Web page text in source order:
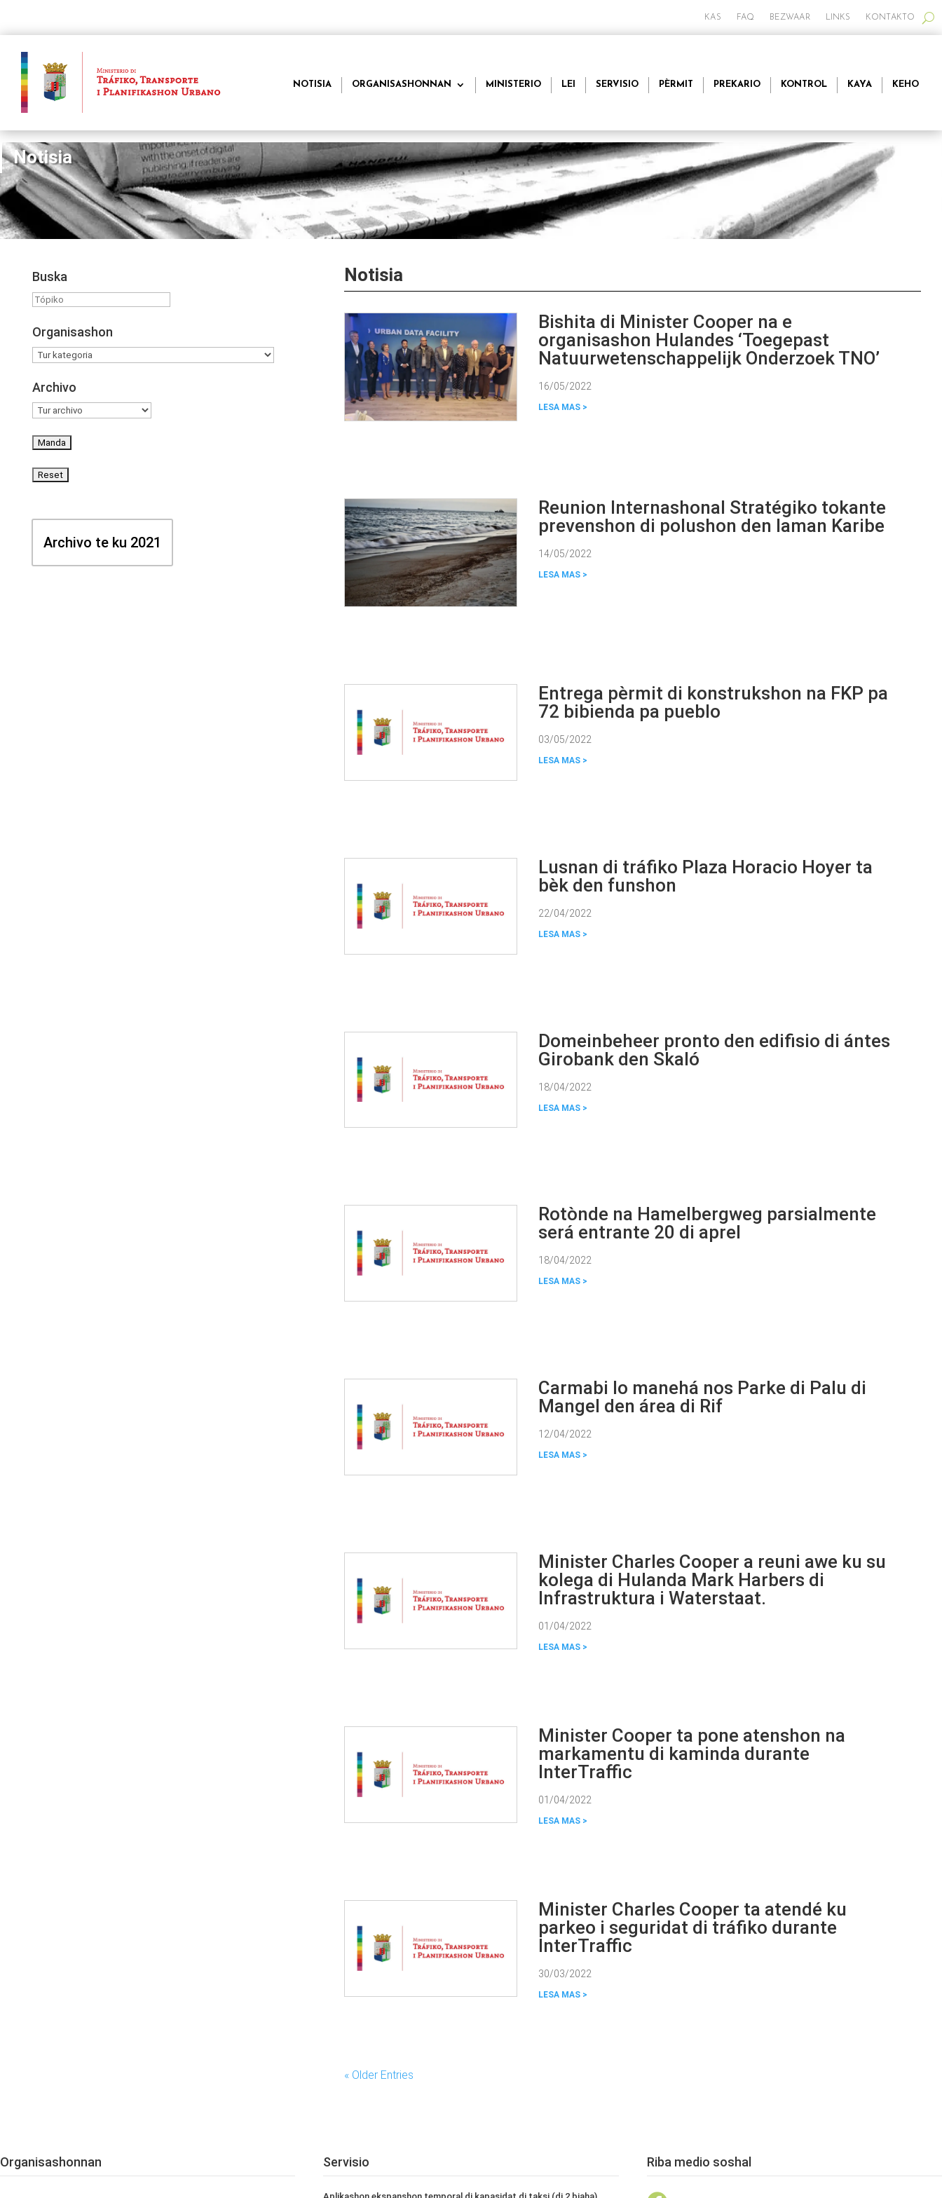
KAS FAQ BEZWAAR LINKS KONTAKTO
NOTISIA ORGANISASHONNAN MINISTERIO LEI SERVISIO PÈRMIT PREKARIO KONTROL KAYA KEHO
Notisia
Buska
Tópiko
Organisashon
Archivo
Archivo te ku 2021
Notisia
Bishita di Minister Cooper na e
organisashon Hulandes ‘Toegepast
Natuurwetenschappelijk Onderzoek TNO’
16/05/2022
Reunion Internashonal Stratégiko tokante
prevenshon di polushon den laman Karibe
14/05/2022
Entrega pèrmit di konstrukshon na FKP pa
72 bibienda pa pueblo
03/05/2022
Lusnan di tráfiko Plaza Horacio Hoyer ta
bèk den funshon
22/04/2022
Domeinbeheer pronto den edifisio di ántes
Girobank den Skaló
18/04/2022
Rotònde na Hamelbergweg parsialmente
será entrante 20 di aprel
18/04/2022
Carmabi lo manehá nos Parke di Palu di
Mangel den área di Rif
12/04/2022
Minister Charles Cooper a reuni awe ku su
kolega di Hulanda Mark Harbers di
Infrastruktura i Waterstaat.
01/04/2022
Minister Cooper ta pone atenshon na
markamentu di kaminda durante
InterTraffic
01/04/2022
Minister Charles Cooper ta atendé ku
parkeo i seguridat di tráfiko durante
InterTraffic
30/03/2022
« Older Entries
Organisashonnan Servisio Riba medio soshal